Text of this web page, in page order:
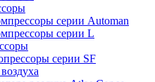
серии Automan
серии L
серии SF